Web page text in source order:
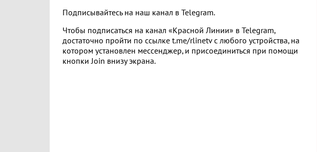
Подписывайтесь на наш канал в Telegram.
Чтобы подписаться на канал «Красной Линии» в Telegram,
достаточно пройти по ссылке t.me/rlinetv с любого устройства, на
котором установлен мессенджер, и присоединиться при помощи
кнопки Join внизу экрана.